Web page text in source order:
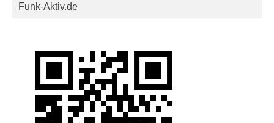
Funk-Aktiv.de